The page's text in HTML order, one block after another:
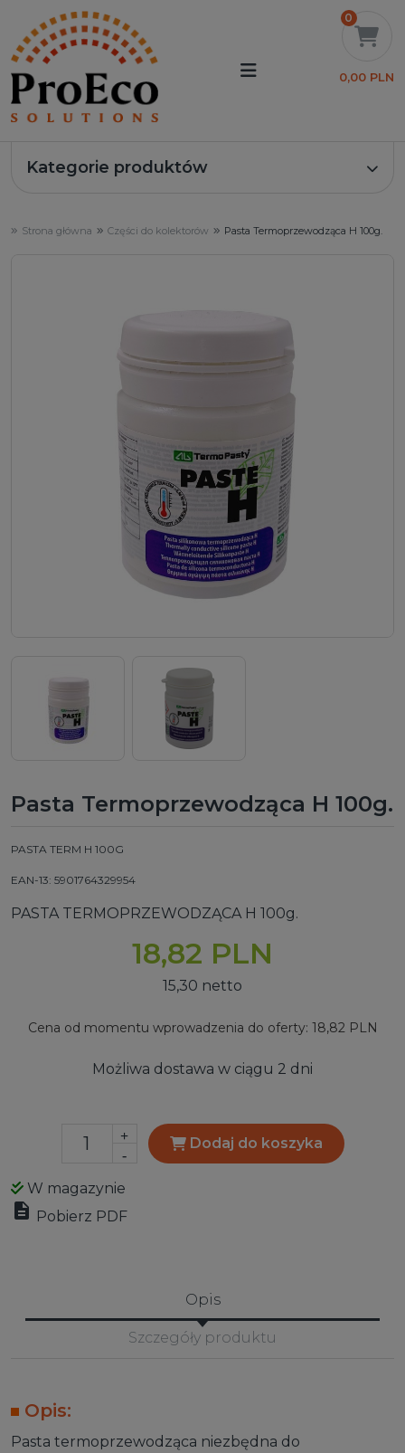
0
0,00 PLN
Kategorie produktów
Strona główna Części do kolektorów Pasta Termoprzewodząca H 100g.
Pasta Termoprzewodząca H 100g.
PASTA TERM H 100G
EAN-13: 5901764329954
PASTA TERMOPRZEWODZĄCA H 100g.
18,82 PLN
15,30 netto
Cena od momentu wprowadzenia do oferty: 18,82 PLN
Możliwa dostawa w ciągu 2 dni
+
Dodaj do koszyka
W magazynie
 Pobierz PDF
Opis
Szczegóły produktu
Opis:
Pasta termoprzewodząca niezbędna do